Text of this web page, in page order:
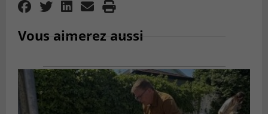
Vous aimerez aussi